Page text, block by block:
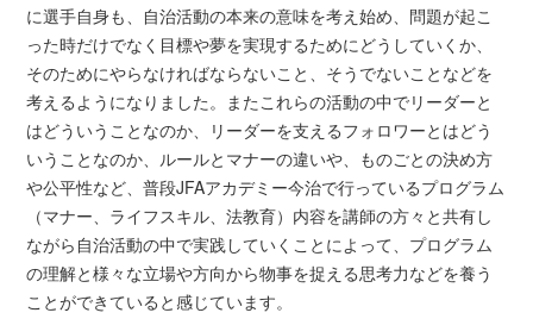
に選手自身も、自治活動の本来の意味を考え始め、問題が起こ
った時だけでなく目標や夢を実現するためにどうしていくか、
そのためにやらなければならないこと、そうでないことなどを
考えるようになりました。またこれらの活動の中でリーダーと
はどういうことなのか、リーダーを支えるフォロワーとはどう
いうことなのか、ルールとマナーの違いや、ものごとの決め方
や公平性など、普段JFAアカデミー今治で行っているプログラム
（マナー、ライフスキル、法教育）内容を講師の方々と共有し
ながら自治活動の中で実践していくことによって、プログラム
の理解と様々な立場や方向から物事を捉える思考力などを養う
ことができていると感じています。